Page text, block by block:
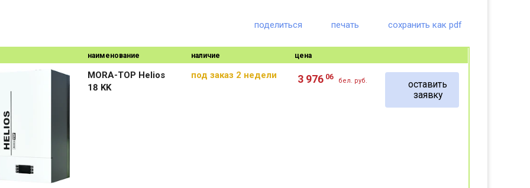
поделиться печать сохранить как pdf
наименование наличие цена
MORA-TOP Helios
18 KK
под заказ 2 недели 3 976 06 бел. руб.
оставить
заявку